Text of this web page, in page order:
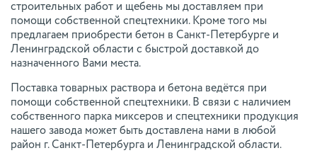
строительных работ и щебень мы доставляем при
помощи собственной спецтехники. Кроме того мы
предлагаем приобрести бетон в Санкт-Петербурге и
Ленинградской области с быстрой доставкой до
назначенного Вами места.
Поставка товарных раствора и бетона ведётся при
помощи собственной спецтехники. В связи с наличием
собственного парка миксеров и спецтехники продукция
нашего завода может быть доставлена нами в любой
район г. Санкт-Петербурга и Ленинградской области.